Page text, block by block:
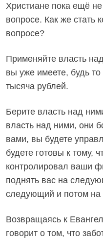
Христиане пока ещё
вопросе. Как же стать
вопросе?
Применяйте власть
вы уже имеете, будь то
тысяча рублей.
Берите власть над
власть над ними, они
вами, вы будете
будете готовы к тому,
контролировал ваши
поднять вас на
следующий и потом
Возвращаясь к
говорит о том, что